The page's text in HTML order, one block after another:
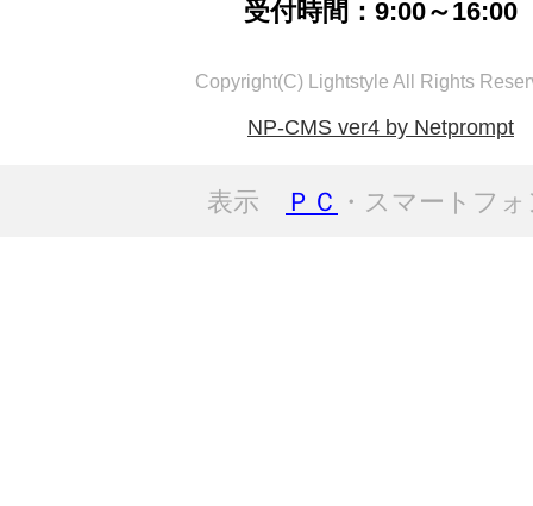
受付時間：9:00～16:00
Copyright(C) Lightstyle All Rights
NP-CMS ver4 by Netprompt
表示 ＰＣ ・スマートフ